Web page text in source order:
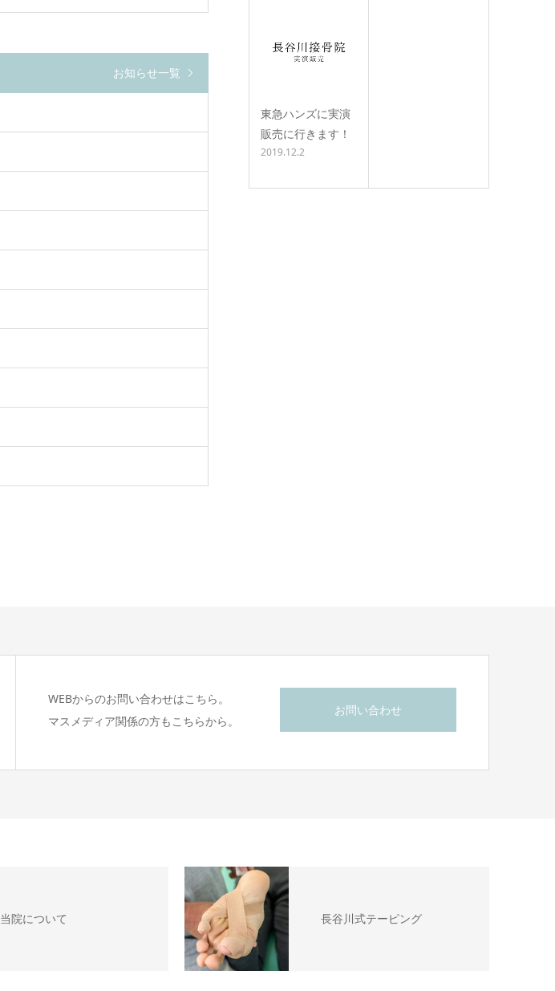
お知らせ一覧
東急ハンズに実演
販売に行きます！
2019.12.2
WEBからのお問い合わせはこちら。
マスメディア関係の方もこちらから。
お問い合わせ
当院について 長谷川式テーピング